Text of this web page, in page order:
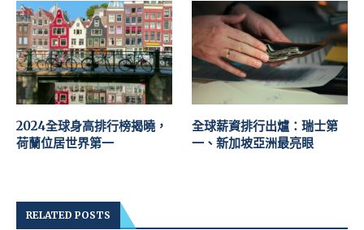
2024全球身高排行榜揭曉，
荷蘭位居世界第一
全球薪資排行出爐：瑞士第
一、新加坡亞洲最亮眼
RELATED POSTS